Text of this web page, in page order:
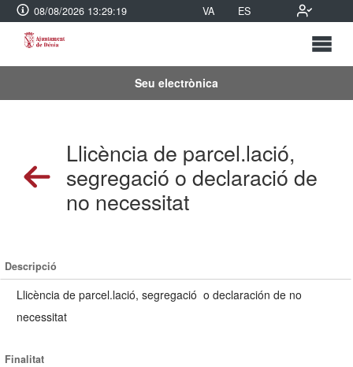
08/08/2026 13:29:19 VA ES
Seu electrònica
Llicència de parcel.lació,
segregació o declaració de
no necessitat
Descripció
Llicència de parcel.lació, segregació o declaración de no
necessitat
Finalitat